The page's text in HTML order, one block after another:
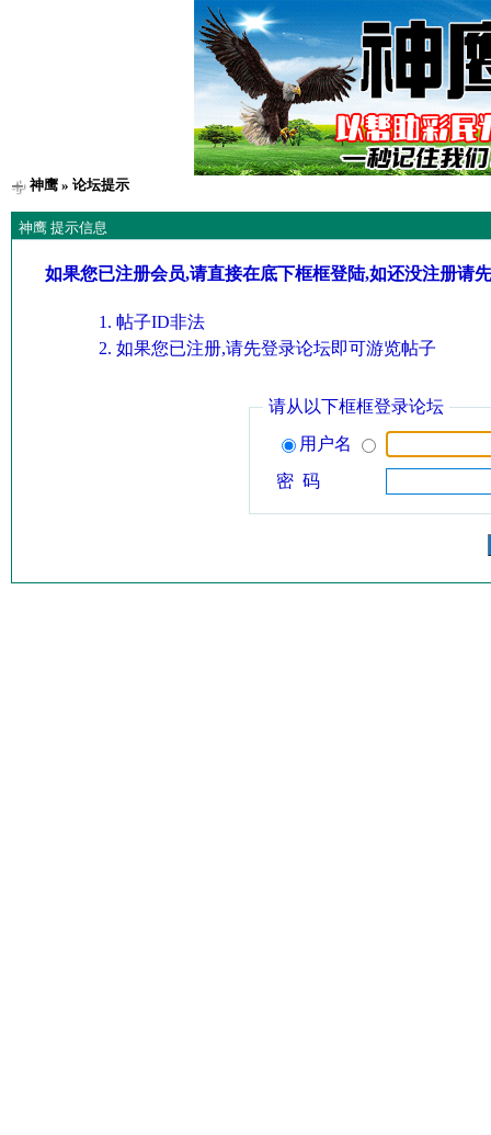
神鹰» 论坛提示
神鹰 提示信息
如果您已注册会员,请直接在底下框框登陆,如还没注册请
帖子ID非法
如果您已注册,请先登录论坛即可游览帖子
请从以下框框登录论坛
用户名
密 码